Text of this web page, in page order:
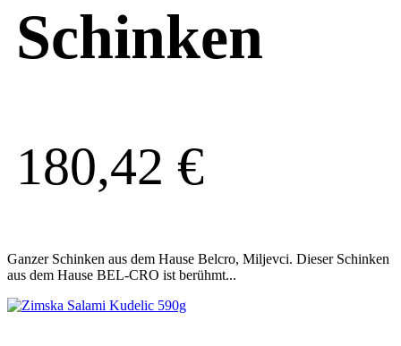
Schinken
180,42 €
Ganzer Schinken aus dem Hause Belcro, Miljevci. Dieser Schinken
aus dem Hause BEL-CRO ist berühmt...